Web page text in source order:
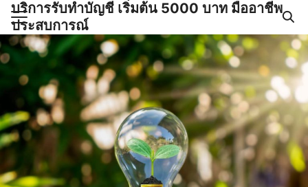
Skip
content
บริการรับทำบัญชี เริ่มต้น 5000 บาท มืออาชีพ
ประสบการณ์
ญชีและภาษีครบวงจร |
Search
for: